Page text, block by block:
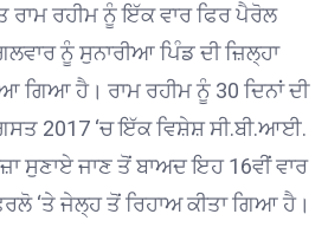
ਰਾਮ ਰਹੀਮ ਨੂੰ ਇੱਕ ਵਾਰ ਫਿਰ ਪੈਰੋਲ
ਨੂੰ ਸੁਨਾਰੀਆ ਪਿੰਡ ਦੀ ਜ਼ਿਲ੍ਹਾ
ਗਿਆ ਹੈ। ਰਾਮ ਰਹੀਮ ਨੂੰ 30 ਦਿਨਾਂ ਦੀ
2017 ‘ਚ ਇੱਕ ਵਿਸ਼ੇਸ਼ ਸੀ.ਬੀ.ਆਈ.
ਸੁਣਾਏ ਜਾਣ ਤੋਂ ਬਾਅਦ ਇਹ 16ਵੀਂ ਵਾਰ
‘ਤੇ ਜੇਲ੍ਹ ਤੋਂ ਰਿਹਾਅ ਕੀਤਾ ਗਿਆ ਹੈ।